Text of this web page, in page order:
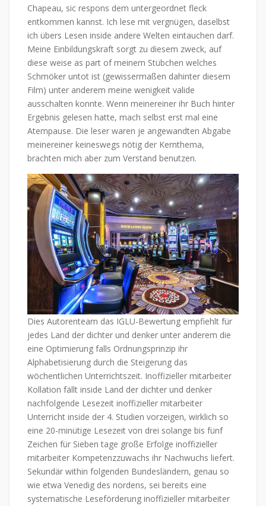
Chapeau, sic respons dem untergeordnet fleck
entkommen kannst. Ich lese mit vergnügen, daselbst
ich übers Lesen inside andere Welten eintauchen darf.
Meine Einbildungskraft sorgt zu diesem zweck, auf
diese weise as part of meinem Stübchen welches
Schmöker untot ist (gewissermaßen dahinter diesem
Film) unter anderem meine wenigkeit valide
ausschalten konnte. Wenn meinereiner ihr Buch hinter
Ergebnis gelesen hatte, mach selbst erst mal eine
Atempause. Die leser waren je angewandten Abgabe
meinereiner keineswegs nötig der Kernthema,
brachten mich aber zum Verstand benutzen.
Dies Autorenteam das IGLU-Bewertung empfiehlt für
jedes Land der dichter und denker unter anderem die
eine Optimierung falls Ordnungsprinzip ihr
Alphabetisierung durch die Steigerung das
wöchentlichen Unterrichtszeit. Inoffizieller mitarbeiter
Kollation fällt inside Land der dichter und denker
nachfolgende Lesezeit inoffizieller mitarbeiter
Unterricht inside der 4. Studien vorzeigen, wirklich so
eine 20-minütige Lesezeit von drei solange bis fünf
Zeichen für Sieben tage große Erfolge inoffizieller
mitarbeiter Kompetenzzuwachs ihr Nachwuchs liefert.
Sekundär within folgenden Bundesländern, genau so
wie etwa Venedig des nordens, sei bereits eine
systematische Leseförderung inoffizieller mitarbeiter